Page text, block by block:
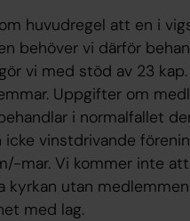
huvudregel att en i
behöver vi därför
vi med stöd av 23 kap.
Uppgifter om
i normalfallet
vinstdrivande
mar. Vi kommer inte
kyrkan utan
med lag.